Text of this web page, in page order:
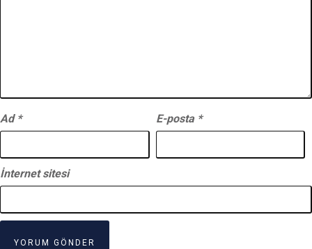
Ad * E-posta *
İnternet sitesi